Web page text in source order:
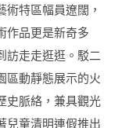
特區幅員遼闊，
作品更是新奇多
訪走走逛逛。駁二
區動靜態展示的火
史脈絡，兼具觀光
兒童清明連假推出